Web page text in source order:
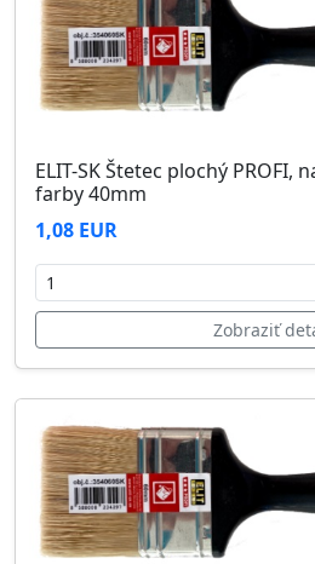
ELIT-SK Štetec plochý PROFI,
farby 40mm
1,08 EUR
Zobraziť